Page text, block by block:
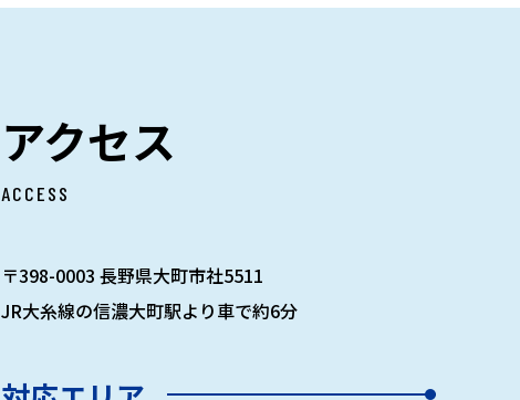
アクセス
ACCESS
〒398-0003 長野県大町市社5511
JR大糸線の信濃大町駅より車で約6分